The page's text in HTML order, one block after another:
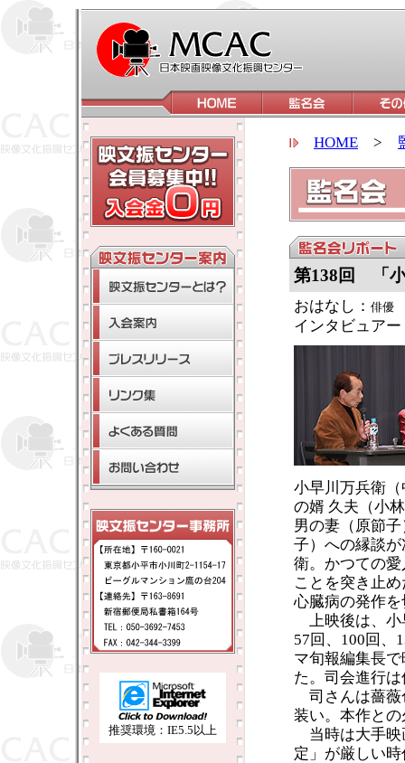
推奨環境：IE5.5以上
HOME >
第138 回 「
おはなし： 俳優
インタビュアー
小早川万兵衛
の婿 久夫（小
男の妻（原節
子）への縁談
衛。かつての
ことを突き止
心臓病の発作
上映後は、小
57回、100回、
マ旬報編集長
た。司会進行
司さんは薔薇
装い。本作と
当時は大手映
定」が厳しい